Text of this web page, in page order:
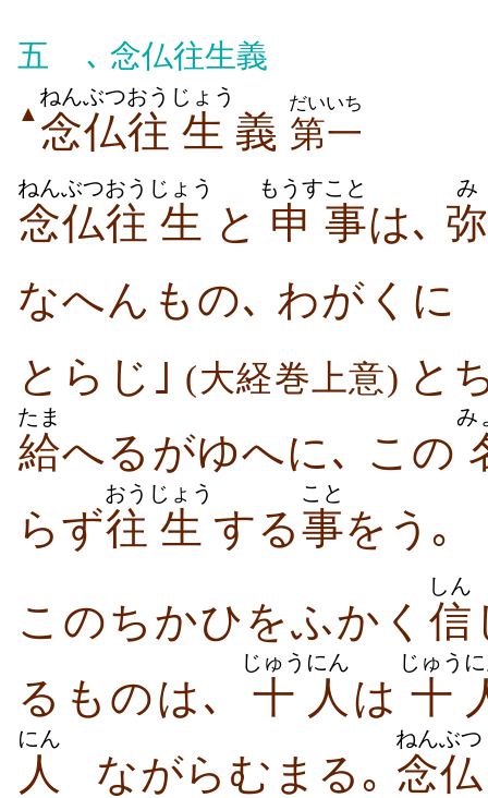
五 ､ 念仏往生義
▲ 念仏
ねんぶつ
往
おう
生
じょう
義 第一
だいいち
念仏
ねんぶつ
往
おう
生
じょう
と 申
もうす
事
こと
は､
なへんもの､ わがくに
とらじ｣ (大経巻上意) と
給
たま
へるがゆへに､ この
み
らず往
おう
生
じょう
する事
こと
をう｡
このちかひをふかく 信
しん
るものは､
十
じゅう
人
にん
は 十
じゅう
人
にん
ながらむまる｡ 念仏
ねんぶつ